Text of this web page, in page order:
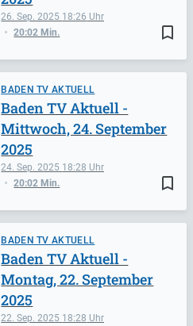
bookmark_border
26. Sep. 2025 18:26
20:02 Min.
BADEN TV AKTUELL
bookmark_border
24. Sep. 2025 18:28
20:02 Min.
Baden TV Aktuell -
Mittwoch, 24. September
2025
BADEN TV AKTUELL
22. Sep. 2025 18:28
Baden TV Aktuell -
Montag, 22. September
2025